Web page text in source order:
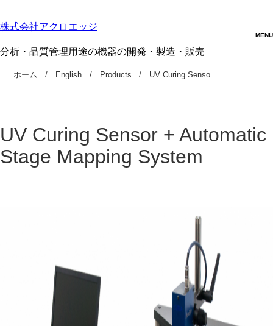
株式会社アクロエッジ
分析・品質管理用途の機器の開発・製造・販売
ホーム English Products UV Curing Senso…
UV Curing Sensor + Automatic
Stage Mapping System